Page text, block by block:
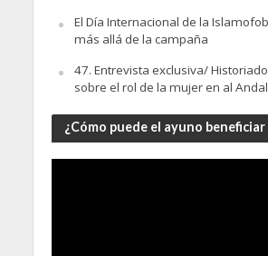
El Día Internacional de la
más allá de la campaña
47. Entrevista exclusiva/
sobre el rol de la mujer en al
¿Cómo puede el ayuno